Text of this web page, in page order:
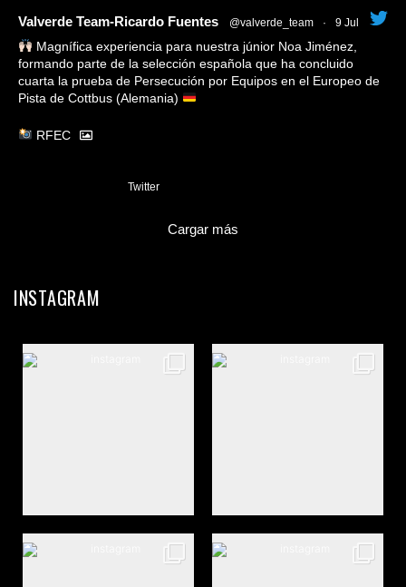
Valverde Team-Ricardo Fuentes @valverde_team · 9 Jul
Magnífica experiencia para nuestra júnior Noa Jiménez,
formando parte de la selección española que ha concluido
cuarta la prueba de Persecución por Equipos en el Europeo de
Pista de Cottbus (Alemania)
RFEC
Twitter
Cargar más
INSTAGRAM